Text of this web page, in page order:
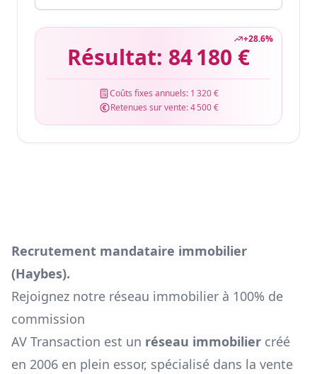
+28.6%
Résultat: 84 180 €
Coûts fixes annuels: 1 320 €
Retenues sur vente:4 500 €
Recrutement mandataire immobilier
(Haybes).
Rejoignez notre réseau immobilier à 100% de
commission
AV Transaction est un réseau immobilier créé
en 2006 en plein essor, spécialisé dans la vente